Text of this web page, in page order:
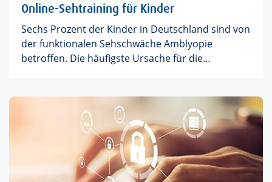
Online-Sehtraining für Kinder
Sechs Prozent der Kinder in Deutschland sind von
der funktionalen Sehschwäche Amblyopie
betroffen. Die häufigste Ursache für die
Bilder von den Augen und blendet eines davon
schließlich aus. Die übliche Behandlung: Durch
das Abkleben des besser sehenden Auges wird
das schwächer sehende aktiviert. Doch bei fast 30
Prozent der jungen Patienten führt das Abkleben
nicht zur gewünschten Verbesserung der